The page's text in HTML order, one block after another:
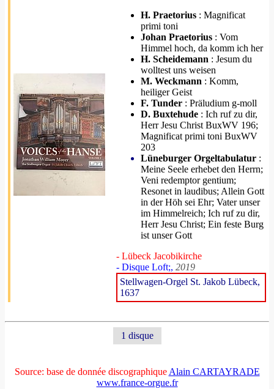
H. Praetorius : Magnificat
primi toni
Johan Praetorius : Vom
Himmel hoch, da komm ich her
H. Scheidemann : Jesum du
wolltest uns weisen
M. Weckmann : Komm,
heiliger Geist
F. Tunder : Präludium g-moll
D. Buxtehude : Ich ruf zu dir,
Herr Jesu Christ BuxWV 196;
Magnificat primi toni BuxWV
203
Lüneburger Orgeltabulatur :
Meine Seele erhebet den Herrn;
Veni redemptor gentium;
Resonet in laudibus; Allein Gott
in der Höh sei Ehr; Vater unser
im Himmelreich; Ich ruf zu dir,
Herr Jesu Christ; Ein feste Burg
ist unser Gott
- Lübeck Jacobikirche
- Disque Loft;, 2019
Stellwagen-Orgel St. Jakob Lübeck,
1637
1 disque
Source: base de donnée discographique Alain CARTAYRADE
www.france-orgue.fr